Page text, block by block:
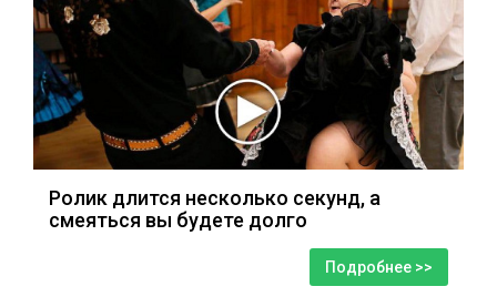
Ролик длится несколько секунд, а
смеяться вы будете долго
Подробнее >>